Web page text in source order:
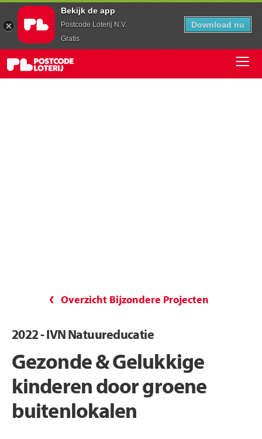
Bekijk de app
Postcode Loterij N.V.
Gratis
Download nu
Overzicht Bijzondere Projecten
2022 - IVN Natuureducatie
Gezonde & Gelukkige
kinderen door groene
buitenlokalen